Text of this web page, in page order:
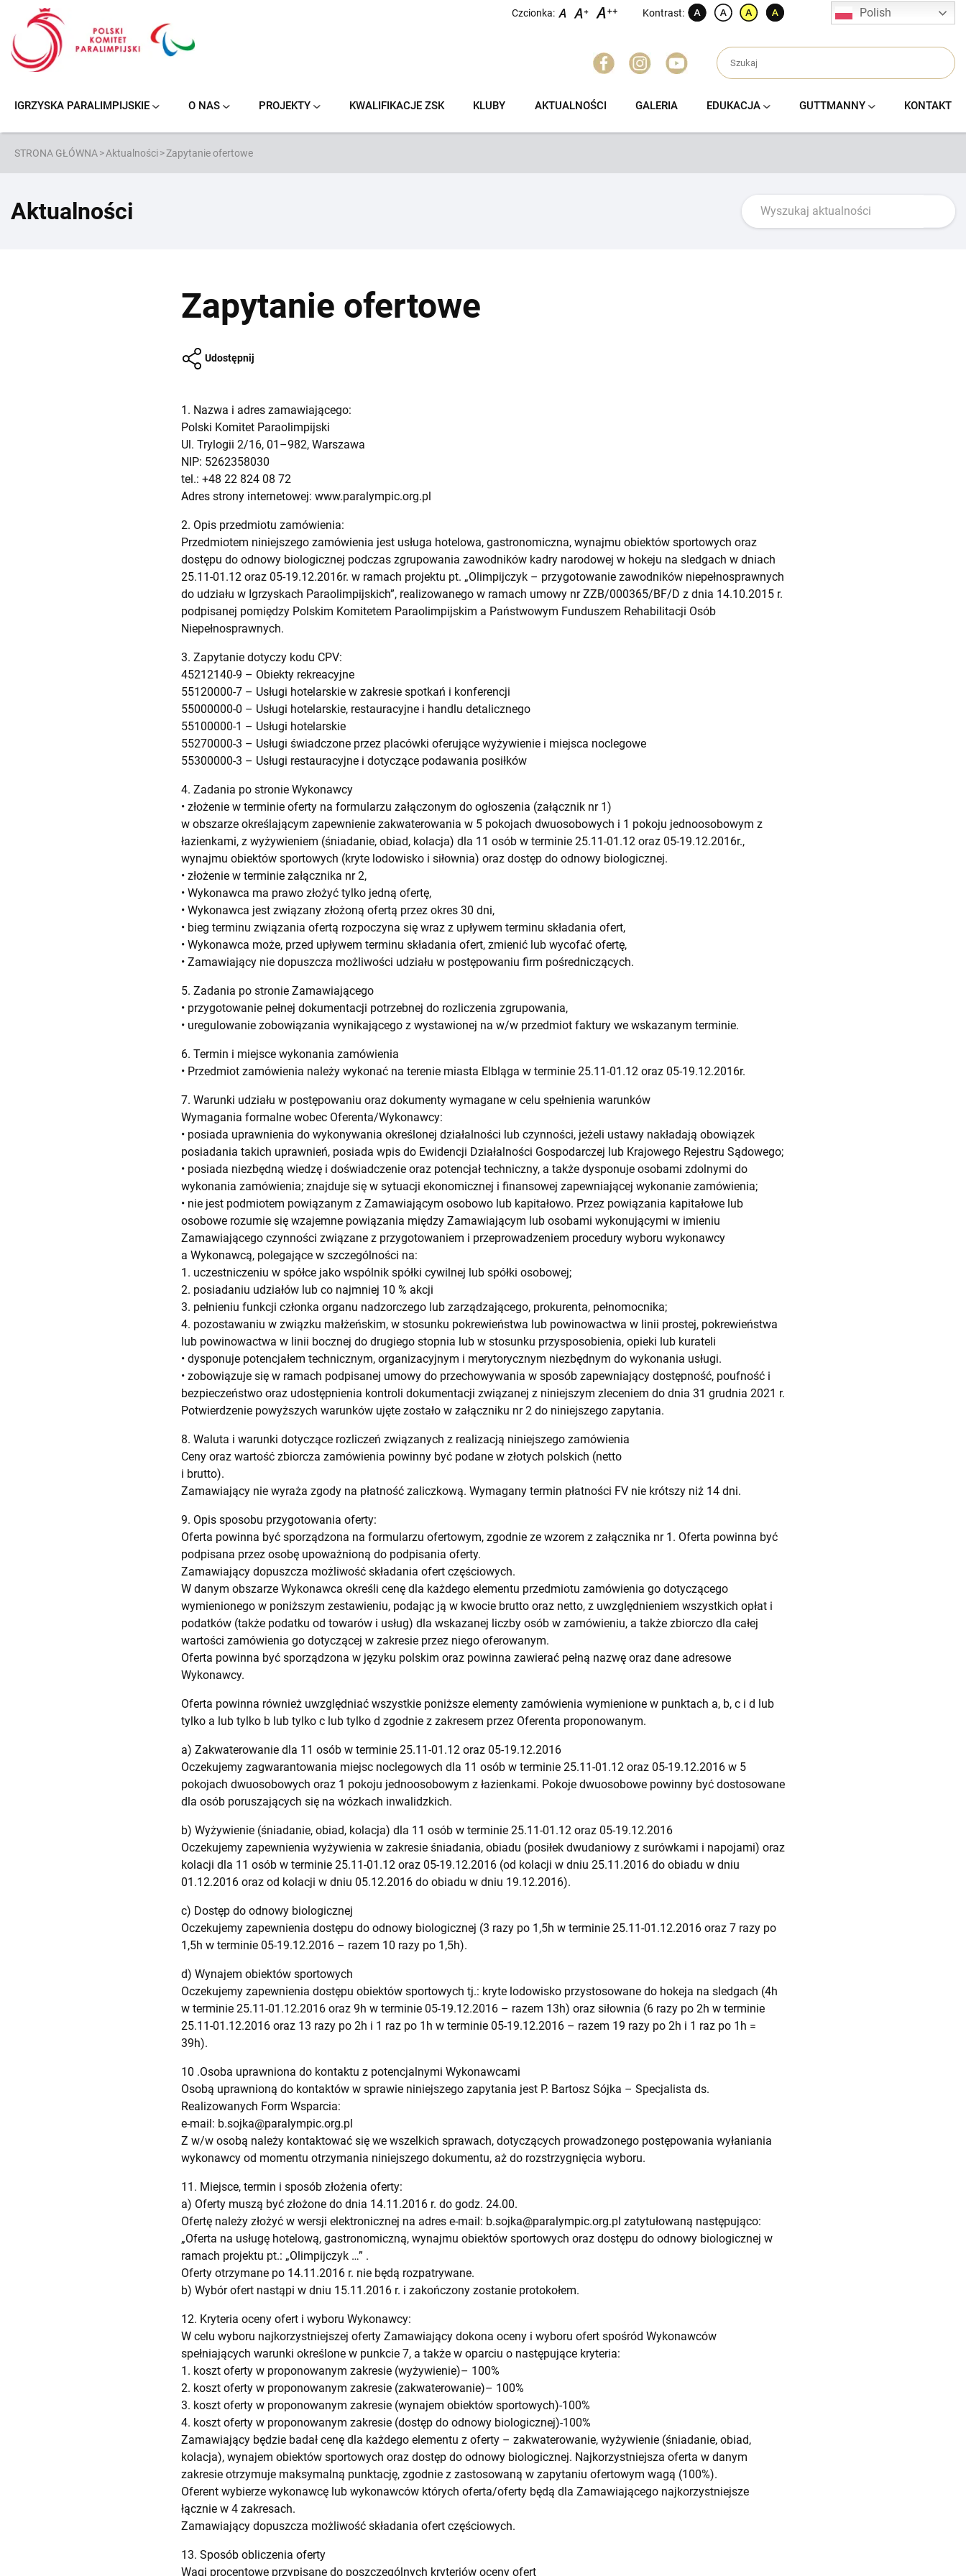
treści
Czcionka: Kontrast: Polish
IGRZYSKA PARALIMPIJSKIE O NAS PROJEKTY KWALIFIKACJE ZSK KLUBY AKTUALNOŚCI GALERIA EDUKACJA GUTTMANNY KONTAKT
STRONA GŁÓWNA>Aktualności>Zapytanie ofertowe
Aktualności
Zapytanie ofertowe
Udostępnij
1. Nazwa i adres zamawiającego:
Polski Komitet Paraolimpijski
Ul. Trylogii 2/16, 01–982, Warszawa
NIP: 5262358030
tel.: +48 22 824 08 72
Adres strony internetowej: www.paralympic.org.pl
2. Opis przedmiotu zamówienia:
Przedmiotem niniejszego zamówienia jest usługa hotelowa, gastronomiczna, wynajmu obiektów sportowych oraz
dostępu do odnowy biologicznej podczas zgrupowania zawodników kadry narodowej w hokeju na sledgach w dniach
25.11-01.12 oraz 05-19.12.2016r. w ramach projektu pt. „Olimpijczyk – przygotowanie zawodników niepełnosprawnych
do udziału w Igrzyskach Paraolimpijskich”, realizowanego w ramach umowy nr ZZB/000365/BF/D z dnia 14.10.2015 r.
podpisanej pomiędzy Polskim Komitetem Paraolimpijskim a Państwowym Funduszem Rehabilitacji Osób
Niepełnosprawnych.
3. Zapytanie dotyczy kodu CPV:
45212140-9 – Obiekty rekreacyjne
55120000-7 – Usługi hotelarskie w zakresie spotkań i konferencji
55000000-0 – Usługi hotelarskie, restauracyjne i handlu detalicznego
55100000-1 – Usługi hotelarskie
55270000-3 – Usługi świadczone przez placówki oferujące wyżywienie i miejsca noclegowe
55300000-3 – Usługi restauracyjne i dotyczące podawania posiłków
4. Zadania po stronie Wykonawcy
• złożenie w terminie oferty na formularzu załączonym do ogłoszenia (załącznik nr 1)
w obszarze określającym zapewnienie zakwaterowania w 5 pokojach dwuosobowych i 1 pokoju jednoosobowym z
łazienkami, z wyżywieniem (śniadanie, obiad, kolacja) dla 11 osób w terminie 25.11-01.12 oraz 05-19.12.2016r.,
wynajmu obiektów sportowych (kryte lodowisko i siłownia) oraz dostęp do odnowy biologicznej.
• złożenie w terminie załącznika nr 2,
• Wykonawca ma prawo złożyć tylko jedną ofertę,
• Wykonawca jest związany złożoną ofertą przez okres 30 dni,
• bieg terminu związania ofertą rozpoczyna się wraz z upływem terminu składania ofert,
• Wykonawca może, przed upływem terminu składania ofert, zmienić lub wycofać ofertę,
• Zamawiający nie dopuszcza możliwości udziału w postępowaniu firm pośredniczących.
5. Zadania po stronie Zamawiającego
• przygotowanie pełnej dokumentacji potrzebnej do rozliczenia zgrupowania,
• uregulowanie zobowiązania wynikającego z wystawionej na w/w przedmiot faktury we wskazanym terminie.
6. Termin i miejsce wykonania zamówienia
• Przedmiot zamówienia należy wykonać na terenie miasta Elbląga w terminie 25.11-01.12 oraz 05-19.12.2016r.
7. Warunki udziału w postępowaniu oraz dokumenty wymagane w celu spełnienia warunków
Wymagania formalne wobec Oferenta/Wykonawcy:
• posiada uprawnienia do wykonywania określonej działalności lub czynności, jeżeli ustawy nakładają obowiązek
posiadania takich uprawnień, posiada wpis do Ewidencji Działalności Gospodarczej lub Krajowego Rejestru Sądowego;
• posiada niezbędną wiedzę i doświadczenie oraz potencjał techniczny, a także dysponuje osobami zdolnymi do
wykonania zamówienia; znajduje się w sytuacji ekonomicznej i finansowej zapewniającej wykonanie zamówienia;
• nie jest podmiotem powiązanym z Zamawiającym osobowo lub kapitałowo. Przez powiązania kapitałowe lub
osobowe rozumie się wzajemne powiązania między Zamawiającym lub osobami wykonującymi w imieniu
Zamawiającego czynności związane z przygotowaniem i przeprowadzeniem procedury wyboru wykonawcy
a Wykonawcą, polegające w szczególności na:
1. uczestniczeniu w spółce jako wspólnik spółki cywilnej lub spółki osobowej;
2. posiadaniu udziałów lub co najmniej 10 % akcji
3. pełnieniu funkcji członka organu nadzorczego lub zarządzającego, prokurenta, pełnomocnika;
4. pozostawaniu w związku małżeńskim, w stosunku pokrewieństwa lub powinowactwa w linii prostej, pokrewieństwa
lub powinowactwa w linii bocznej do drugiego stopnia lub w stosunku przysposobienia, opieki lub kurateli
• dysponuje potencjałem technicznym, organizacyjnym i merytorycznym niezbędnym do wykonania usługi.
• zobowiązuje się w ramach podpisanej umowy do przechowywania w sposób zapewniający dostępność, poufność i
bezpieczeństwo oraz udostępnienia kontroli dokumentacji związanej z niniejszym zleceniem do dnia 31 grudnia 2021 r.
Potwierdzenie powyższych warunków ujęte zostało w załączniku nr 2 do niniejszego zapytania.
8. Waluta i warunki dotyczące rozliczeń związanych z realizacją niniejszego zamówienia
Ceny oraz wartość zbiorcza zamówienia powinny być podane w złotych polskich (netto
i brutto).
Zamawiający nie wyraża zgody na płatność zaliczkową. Wymagany termin płatności FV nie krótszy niż 14 dni.
9. Opis sposobu przygotowania oferty:
Oferta powinna być sporządzona na formularzu ofertowym, zgodnie ze wzorem z załącznika nr 1. Oferta powinna być
podpisana przez osobę upoważnioną do podpisania oferty.
Zamawiający dopuszcza możliwość składania ofert częściowych.
W danym obszarze Wykonawca określi cenę dla każdego elementu przedmiotu zamówienia go dotyczącego
wymienionego w poniższym zestawieniu, podając ją w kwocie brutto oraz netto, z uwzględnieniem wszystkich opłat i
podatków (także podatku od towarów i usług) dla wskazanej liczby osób w zamówieniu, a także zbiorczo dla całej
wartości zamówienia go dotyczącej w zakresie przez niego oferowanym.
Oferta powinna być sporządzona w języku polskim oraz powinna zawierać pełną nazwę oraz dane adresowe
Wykonawcy.
Oferta powinna również uwzględniać wszystkie poniższe elementy zamówienia wymienione w punktach a, b, c i d lub
tylko a lub tylko b lub tylko c lub tylko d zgodnie z zakresem przez Oferenta proponowanym.
a) Zakwaterowanie dla 11 osób w terminie 25.11-01.12 oraz 05-19.12.2016
Oczekujemy zagwarantowania miejsc noclegowych dla 11 osób w terminie 25.11-01.12 oraz 05-19.12.2016 w 5
pokojach dwuosobowych oraz 1 pokoju jednoosobowym z łazienkami. Pokoje dwuosobowe powinny być dostosowane
dla osób poruszających się na wózkach inwalidzkich.
b) Wyżywienie (śniadanie, obiad, kolacja) dla 11 osób w terminie 25.11-01.12 oraz 05-19.12.2016
Oczekujemy zapewnienia wyżywienia w zakresie śniadania, obiadu (posiłek dwudaniowy z surówkami i napojami) oraz
kolacji dla 11 osób w terminie 25.11-01.12 oraz 05-19.12.2016 (od kolacji w dniu 25.11.2016 do obiadu w dniu
01.12.2016 oraz od kolacji w dniu 05.12.2016 do obiadu w dniu 19.12.2016).
c) Dostęp do odnowy biologicznej
Oczekujemy zapewnienia dostępu do odnowy biologicznej (3 razy po 1,5h w terminie 25.11-01.12.2016 oraz 7 razy po
1,5h w terminie 05-19.12.2016 – razem 10 razy po 1,5h).
d) Wynajem obiektów sportowych
Oczekujemy zapewnienia dostępu obiektów sportowych tj.: kryte lodowisko przystosowane do hokeja na sledgach (4h
w terminie 25.11-01.12.2016 oraz 9h w terminie 05-19.12.2016 – razem 13h) oraz siłownia (6 razy po 2h w terminie
25.11-01.12.2016 oraz 13 razy po 2h i 1 raz po 1h w terminie 05-19.12.2016 – razem 19 razy po 2h i 1 raz po 1h =
39h).
10 .Osoba uprawniona do kontaktu z potencjalnymi Wykonawcami
Osobą uprawnioną do kontaktów w sprawie niniejszego zapytania jest P. Bartosz Sójka – Specjalista ds.
Realizowanych Form Wsparcia:
e-mail: b.sojka@paralympic.org.pl
Z w/w osobą należy kontaktować się we wszelkich sprawach, dotyczących prowadzonego postępowania wyłaniania
wykonawcy od momentu otrzymania niniejszego dokumentu, aż do rozstrzygnięcia wyboru.
11. Miejsce, termin i sposób złożenia oferty:
a) Oferty muszą być złożone do dnia 14.11.2016 r. do godz. 24.00.
Ofertę należy złożyć w wersji elektronicznej na adres e-mail: b.sojka@paralympic.org.pl zatytułowaną następująco:
„Oferta na usługę hotelową, gastronomiczną, wynajmu obiektów sportowych oraz dostępu do odnowy biologicznej w
ramach projektu pt.: „Olimpijczyk …” .
Oferty otrzymane po 14.11.2016 r. nie będą rozpatrywane.
b) Wybór ofert nastąpi w dniu 15.11.2016 r. i zakończony zostanie protokołem.
12. Kryteria oceny ofert i wyboru Wykonawcy:
W celu wyboru najkorzystniejszej oferty Zamawiający dokona oceny i wyboru ofert spośród Wykonawców
spełniających warunki określone w punkcie 7, a także w oparciu o następujące kryteria:
1. koszt oferty w proponowanym zakresie (wyżywienie)– 100%
2. koszt oferty w proponowanym zakresie (zakwaterowanie)– 100%
3. koszt oferty w proponowanym zakresie (wynajem obiektów sportowych)-100%
4. koszt oferty w proponowanym zakresie (dostęp do odnowy biologicznej)-100%
Zamawiający będzie badał cenę dla każdego elementu z oferty – zakwaterowanie, wyżywienie (śniadanie, obiad,
kolacja), wynajem obiektów sportowych oraz dostęp do odnowy biologicznej. Najkorzystniejsza oferta w danym
zakresie otrzymuje maksymalną punktację, zgodnie z zastosowaną w zapytaniu ofertowym wagą (100%).
Oferent wybierze wykonawcę lub wykonawców których oferta/oferty będą dla Zamawiającego najkorzystniejsze
łącznie w 4 zakresach.
Zamawiający dopuszcza możliwość składania ofert częściowych.
13. Sposób obliczenia oferty
Wagi procentowe przypisane do poszczególnych kryteriów oceny ofert